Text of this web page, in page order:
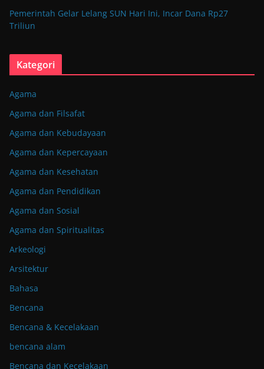
Pemerintah Gelar Lelang SUN Hari Ini, Incar Dana Rp27
Triliun
Kategori
Agama
Agama dan Filsafat
Agama dan Kebudayaan
Agama dan Kepercayaan
Agama dan Kesehatan
Agama dan Pendidikan
Agama dan Sosial
Agama dan Spiritualitas
Arkeologi
Arsitektur
Bahasa
Bencana
Bencana & Kecelakaan
bencana alam
Bencana dan Kecelakaan